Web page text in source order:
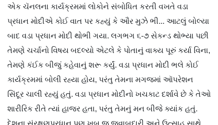
એક ચૅનલના કાર્યક્રમમાં લોકોને સંબોધિત કરતી વખતે વડા
પ્રધાન મોદીએ કોઈ વાત પર કહ્યું કે ઔર મુઝે ભી... આટલું બોલ્યા
બાદ વડા પ્રધાન મોદી થોભી ગયા. લગભગ ૬-૭ સેકન્ડ થોભ્યા પછી
તેમણે ચર્ચાનો વિષય બદલ્યો એટલે કે પોતાનું વાક્ય પૂરું કર્યા વિના,
તેમણે કંઈક બીજું કહેવાનું શરૂ કર્યું. વડા પ્રધાન મોદી ભલે કોઈ
કાર્યક્રમમાં બોલી રહ્યા હોય, પરંતુ તેમના મગજમાં ઑપરેશન
સિંદૂર ચાલી રહ્યું હતું. વડા પ્રધાન મોદીનો ખચકાટ દર્શાવે છે કે તેઓ
શારીરિક રીતે ત્યાં હાજર હતા, પરંતુ તેમનું મન બીજે ક્યાંક હતું.
દેશના સંરક્ષણપ્રધાન પણ ખૂબ જ જવાબદારી અને ઉત્સાહ સાથે